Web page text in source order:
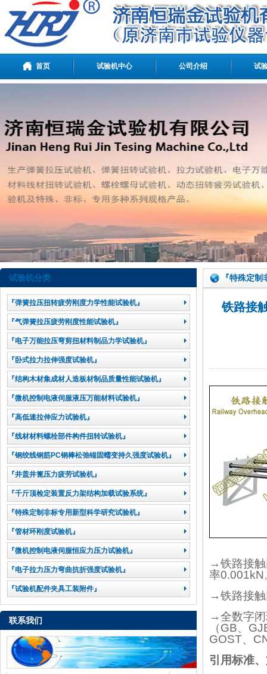
首页 试验机中心 公司介绍 试
试验机分类
『弹簧拉压扭转疲劳刚度力学性能试验机』
『气弹簧拉压疲劳刚度性能试验机』
『电子万能拉压弯剪扭材料制品力学试验机』
『卧式拉力拉伸强度试验机』
『结构木材集成材人造板材制品质量性能试验机』
『微机控制电液伺服液压万能材料试验机』
『高低速拉伸应力试验机』
『线材材料螺栓部件构件扭转试验机』
『钢绞线钢筋PC钢棒松弛锚固蠕变持久强度试验机』
『井盖井篦压力疲劳试验机』
『千斤顶检定装置反力架结构加载试验系统』
『特殊定制非标专用新型科学研究试验机』
『管材环刚度试验机』
『微机控制电液伺服恒应力压力试验机』
『电子拉力压力弯曲抗折强度试验机』
『试验机配件夹具工装附件』
联系我们
『特殊定
铁路接
→铁路接触
率0.001kN
→铁路接
→全数字闭
（GB、
GOST、
引用标准